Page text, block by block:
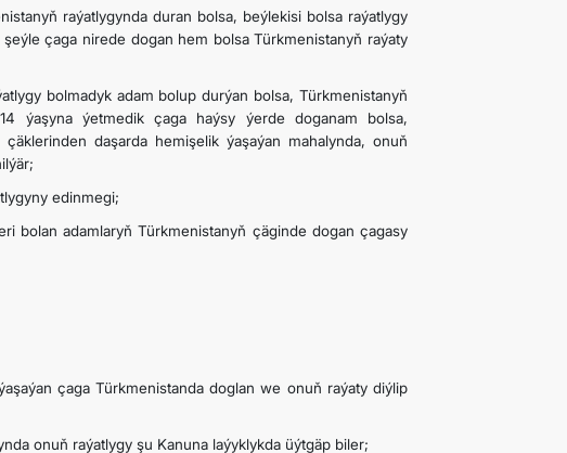
raýatlygynda duran bolsa, beýlekisi bolsa raýatlygy
çaga nirede dogan hem bolsa Türkmenistanyň raýaty
bolmadyk adam bolup durýan bolsa, Türkmenistanyň
ýaşyna ýetmedik çaga haýsy ýerde doganam bolsa,
daşarda hemişelik ýaşaýan mahalynda, onuň
edinmegi;
bolan adamlaryň Türkmenistanyň çäginde dogan çagasy
çaga Türkmenistanda doglan we onuň raýaty diýlip
onuň raýatlygy şu Kanuna laýyklykda üýtgäp biler;